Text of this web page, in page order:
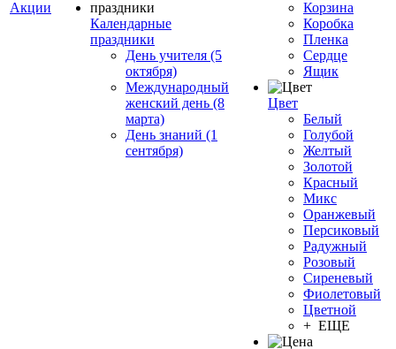
Акции
Календарные
праздники
День учителя (5
октября)
Международный
женский день (8
марта)
День знаний (1
сентября)
Корзина
Коробка
Пленка
Сердце
Ящик
Цвет
Белый
Голубой
Желтый
Золотой
Красный
Микс
Оранжевый
Персиковый
Радужный
Розовый
Сиреневый
Фиолетовый
Цветной
+ ЕЩЕ